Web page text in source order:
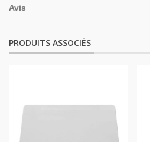
Avis
PRODUITS ASSOCIÉS